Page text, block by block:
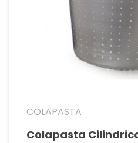
COLAPASTA
Colapasta